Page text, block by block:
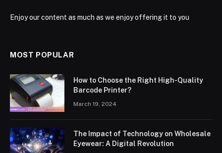
Enjoy our content as much as we enjoy offering it to you
MOST POPULAR
How to Choose the Right High-Quality
Barcode Printer?
March 19, 2024
The Impact of Technology on Wholesale
Eyewear: A Digital Revolution